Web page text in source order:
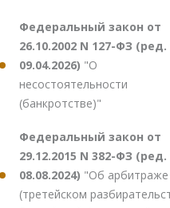
Федеральный закон от
26.10.2002 N 127-ФЗ (ред.
09.04.2026) "О
несостоятельности
(банкротстве)"
Федеральный закон от
29.12.2015 N 382-ФЗ (ред.
08.08.2024) "Об арбитраже
(третейском